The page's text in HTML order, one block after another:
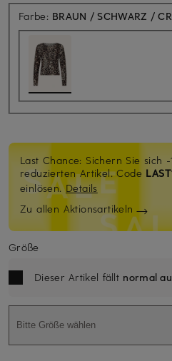
Farbe: BRAUN / SCHWARZ /
Last Chance: Sichern Sie sich
reduzierten Artikel. Code
einlösen.Details
Zu allen Aktionsartikeln
Größe
Dieser Artikel fällt normal
Bitte Größe wählen